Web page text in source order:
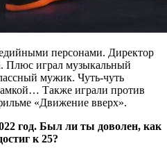
персонами. Директор
играл музыкальный
мужик. Чуть-чуть
Также играли против
«Движение вверх».
год. Был ли ты доволен, как
к 25?